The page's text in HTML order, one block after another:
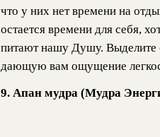
что у них нет времени на
остается времени для себя,
питают нашу Душу. Выделите
дающую вам ощущение
9. Апан мудра (Мудра